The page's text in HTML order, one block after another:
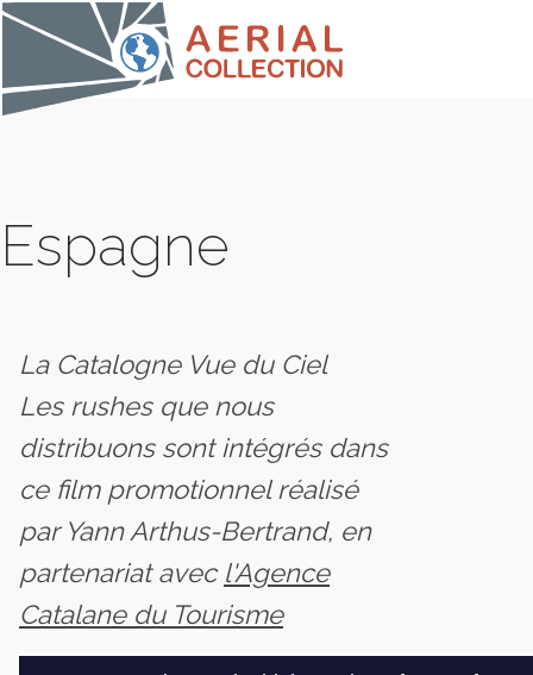
Espagne
La Catalogne Vue du Ciel
Les rushes que nous
distribuons sont intégrés dans
ce film promotionnel réalisé
par Yann Arthus-Bertrand, en
partenariat avec l'Agence
Catalane du Tourisme